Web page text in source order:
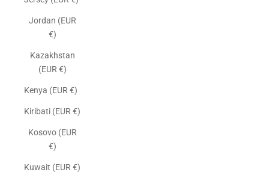
Jordan (EUR
€)
Kazakhstan
(EUR €)
Kenya (EUR €)
Kiribati (EUR €)
Kosovo (EUR
€)
Kuwait (EUR €)